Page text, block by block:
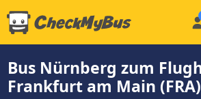
Bus Nürnberg zum
Frankfurt am Main (FRA)